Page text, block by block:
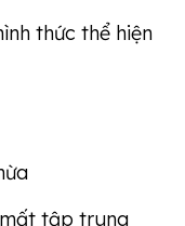
thức thể hiện
tập trung